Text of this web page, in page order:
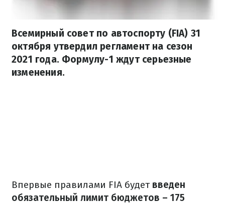
Всемирный совет по автоспорту (FIA) 31
октября утвердил регламент на сезон
2021 года. Формулу-1 ждут серьезные
изменения.
Впервые правилами FIA будет введен
обязательный лимит бюджетов – 175